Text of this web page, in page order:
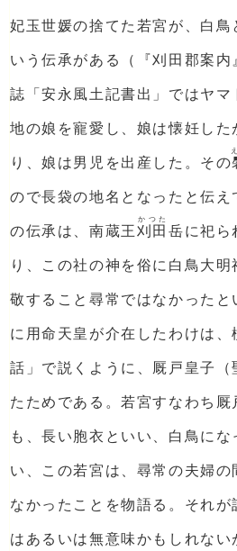
妃玉世媛の捨てた若宮が、白鳥
いう伝承がある（『刈田郡案
誌「安永風土記書出」ではヤマ
地の娘を寵愛し、娘は懐妊した
り、娘は男児を出産した。その
ので長袋の地名となったと伝え
の伝承は、南蔵王刈田
かつた
岳に祀ら
り、この社の神を俗に白鳥大
敬すること尋常ではなかったと
に用命天皇が介在したわけは
話」で説くように、厩戸皇子（
たためである。若宮すなわち厩
も、長い胞衣といい、白鳥に
い、この若宮は、尋常の夫婦
なかったことを物語る。それが
はあるいは無意味かもしれな